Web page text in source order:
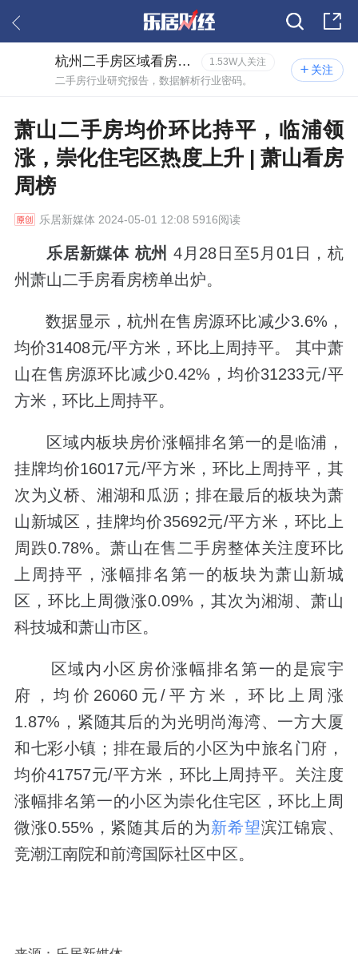
关注
杭州二手房区域看房报告 1.53W人关注
二手房行业研究报告，数据解析行业密码。
萧山二手房均价环比持平，临浦领
涨，崇化住宅区热度上升 | 萧山看房
周榜
乐居新媒体 2024-05-01 12:08 5916阅读
乐居新媒体 杭州 4月28日至5月01日，杭
州萧山二手房看房榜单出炉。
数据显示，杭州在售房源环比减少3.6%，
均价31408元/平方米，环比上周持平。 其中萧
山在售房源环比减少0.42%，均价31233元/平
方米，环比上周持平。
区域内板块房价涨幅排名第一的是临浦，
挂牌均价16017元/平方米，环比上周持平，其
次为义桥、湘湖和瓜沥；排在最后的板块为萧
山新城区，挂牌均价35692元/平方米，环比上
周跌0.78%。萧山在售二手房整体关注度环比
上周持平，涨幅排名第一的板块为萧山新城
区，环比上周微涨0.09%，其次为湘湖、萧山
科技城和萧山市区。
区域内小区房价涨幅排名第一的是宸宇
府，均价26060元/平方米，环比上周涨
1.87%，紧随其后的为光明尚海湾、一方大厦
和七彩小镇；排在最后的小区为中旅名门府，
均价41757元/平方米，环比上周持平。关注度
涨幅排名第一的小区为崇化住宅区，环比上周
微涨0.55%，紧随其后的为新希望滨江锦宸、
竞潮江南院和前湾国际社区中区。